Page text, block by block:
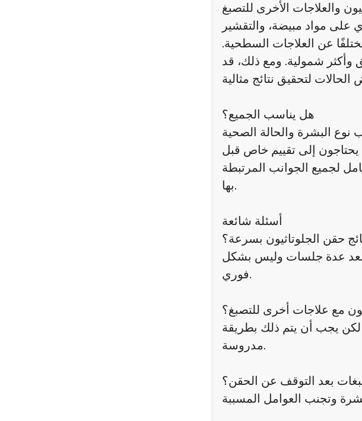
والعلاجات الأخرى للتصبغ
على مواد مبيضة، والتقشير
مختلفًا عن العلاجات السطحية.
وأكثر شمولية. ومع ذلك، قد
هل يناسب الجميع؟
البشرة والحالة الصحية
يحتاجون إلى تقييم خاص قبل
لجميع الجوانب المرتبطة
بها.
أسئلة شائعة
حقن الجلوتاثيون بسرعة؟
بعد عدة جلسات وليس بشكل
فوري.
مع علاجات أخرى للتصبغ؟
يجب أن يتم ذلك بطريقة
مدروسة.
بعد التوقف عن الحقن؟